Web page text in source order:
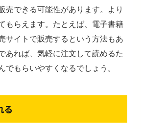
売できる可能性があります。より
もらえます。たとえば、電子書籍
サイトで販売するという方法もあ
あれば、気軽に注文して読めるた
でもらいやすくなるでしょう。
る